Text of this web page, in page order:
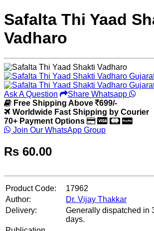
Safalta Thi Yaad
Vadharo
Ask A Question
Share Whatsapp
Free Shipping Above
699/-
Worldwide Fast Shipping by Courier
70+ Payment Options
Join Our WhatsApp Group
Rs 60.00
Product Code:
17962
Author:
Dr. Vijay Thakkar
Delivery:
Generally dispatched in
days.